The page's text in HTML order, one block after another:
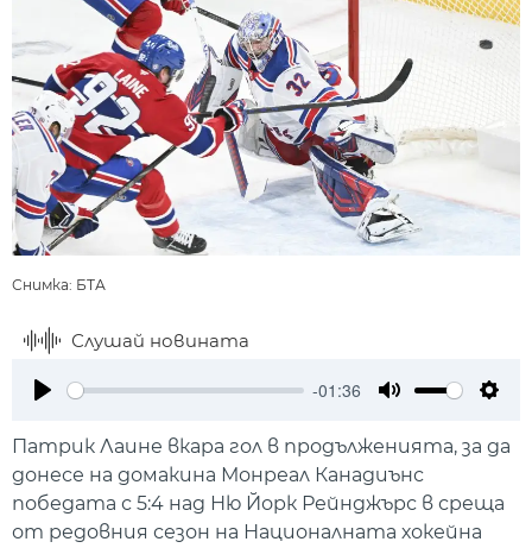
Снимка: БТА
Слушай новината
-01:36
Патрик Лаине вкара гол в продълженията, за да
донесе на домакина Монреал Канадиънс
победата с 5:4 над Ню Йорк Рейнджърс в среща
от редовния сезон на Националната хокейна